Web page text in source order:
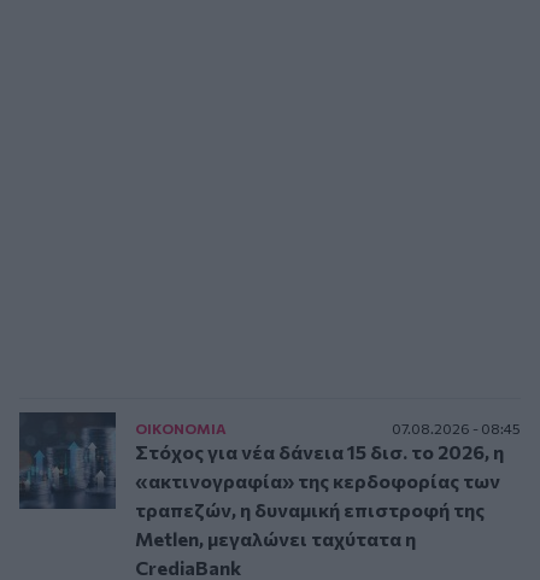
ΟΙΚΟΝΟΜΙΑ 07.08.2026 - 08:45
Στόχος για νέα δάνεια 15 δισ. το 2026, η
«ακτινογραφία» της κερδοφορίας των
τραπεζών, η δυναμική επιστροφή της
Metlen, μεγαλώνει ταχύτατα η
CrediaBank